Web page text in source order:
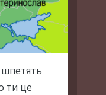
шпетять
ти це